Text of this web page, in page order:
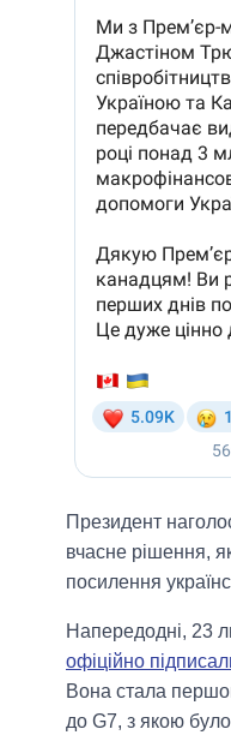
Президент
вчасне рішення,
посилення
Напередодні, 23
офіційно
Вона стала
до G7, з якою